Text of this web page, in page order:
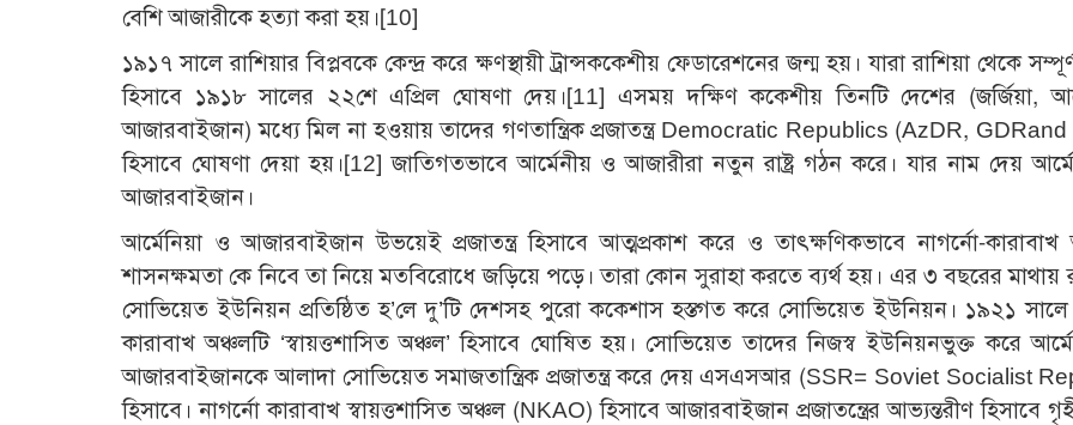
বেশি আজারীকে হত্যা করা হয়।[10]
১৯১৭ সালে রাশিয়ার বিপ্লবকে কেন্দ্র করে ক্ষণস্থায়ী ট্রান্সককেশীয় ফেডারেশনের জন্ম হয়। যারা রাশিয়া থেকে
হিসাবে ১৯১৮ সালের ২২শে এপ্রিল ঘোষণা দেয়।[11] এসময় দক্ষিণ ককেশীয় তিনটি দেশের (জর্জিয়া,
আজারবাইজান) মধ্যে মিল না হওয়ায় তাদের গণতান্ত্রিক প্রজাতন্ত্র Democratic Republics (AzDR,
হিসাবে ঘোষণা দেয়া হয়।[12] জাতিগতভাবে আর্মেনীয় ও আজারীরা নতুন রাষ্ট্র গঠন করে। যার নাম দেয়
আজারবাইজান।
আর্মেনিয়া ও আজারবাইজান উভয়েই প্রজাতন্ত্র হিসাবে আত্মপ্রকাশ করে ও তাৎক্ষণিকভাবে নাগর্নো-কারাবাখ
শাসনক্ষমতা কে নিবে তা নিয়ে মতবিরোধে জড়িয়ে পড়ে। তারা কোন সুরাহা করতে ব্যর্থ হয়। এর ৩ বছরের মাথায়
সোভিয়েত ইউনিয়ন প্রতিষ্ঠিত হ’লে দু’টি দেশসহ পুরো ককেশাস হস্তগত করে সোভিয়েত ইউনিয়ন। ১৯২১ সালে
কারাবাখ অঞ্চলটি ‘স্বায়ত্তশাসিত অঞ্চল’ হিসাবে ঘোষিত হয়। সোভিয়েত তাদের নিজস্ব ইউনিয়নভুক্ত করে
আজারবাইজানকে আলাদা সোভিয়েত সমাজতান্ত্রিক প্রজাতন্ত্র করে দেয় এসএসআর (SSR= Soviet Socialist
হিসাবে। নাগর্নো কারাবাখ স্বায়ত্তশাসিত অঞ্চল (NKAO) হিসাবে আজারবাইজান প্রজাতন্ত্রের আভ্যন্তরীণ হিসাবে